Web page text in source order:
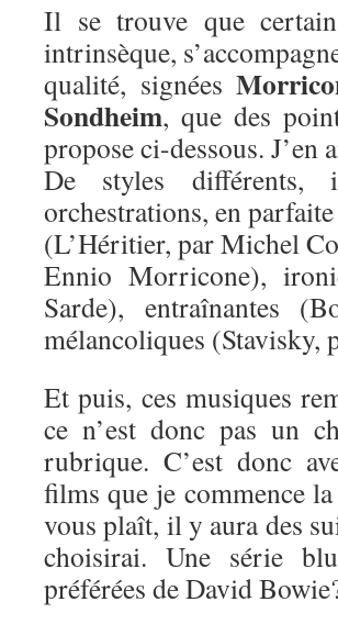
Il se trouve que
intrinsèque,
qualité, signées
Sondheim, que des
propose ci-dessous. J’en
De styles
orchestrations, en
(L’Héritier, par Michel
Ennio Morricone),
Sarde), entraînantes
mélancoliques (Stavisky,
Et puis, ces musiques
ce n’est donc pas un
rubrique. C’est donc
films que je commence
vous plaît, il y aura des
choisirai. Une série
préférées de David